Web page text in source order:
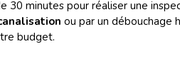
minutes pour réaliser une
ou par un débouchage
budget.